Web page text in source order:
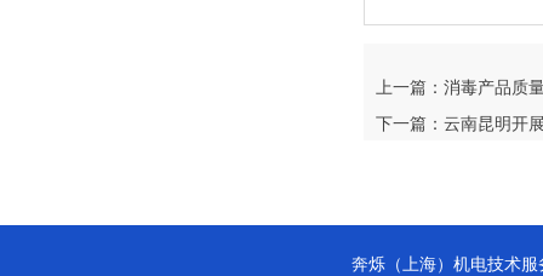
上一篇：消毒产品质
下一篇：云南昆明开
奔烁（上海）机电技术